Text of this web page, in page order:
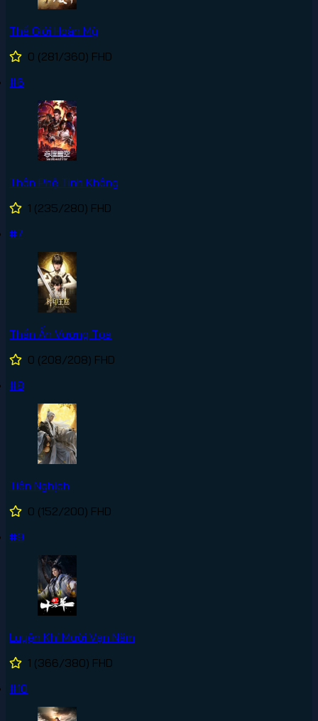
Thế Giới Hoàn Mỹ
0 (281/360) FHD
#6
Thôn Phệ Tinh Không
1 (235/280) FHD
#7
Thần Ấn Vương Tọa
0 (208/208) FHD
#8
Tiên Nghịch
0 (152/200) FHD
#9
Luyện Khí Mười Vạn Năm
1 (366/380) FHD
#10